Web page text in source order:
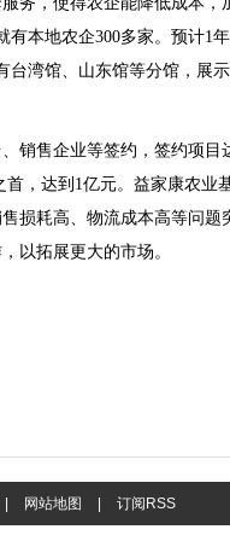
有本地农企300多家。预计1年
台湾馆、山东馆等分馆，展示
销售企业等签约，签约项目
首，达到1亿元。益家康农业
损耗高、物流成本高等问题
以拓展更大的市场。
网站地图 订阅RSS